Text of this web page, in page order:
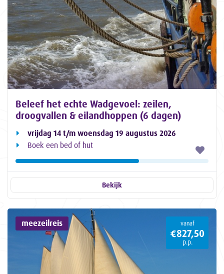
Beleef het echte Wadgevoel: zeilen,
droogvallen & eilandhoppen (6 dagen)
vrijdag 14 t/m woensdag 19 augustus 2026
Boek een bed of hut
Bekijk
meezeilreis vanaf
€827,50
p.p.